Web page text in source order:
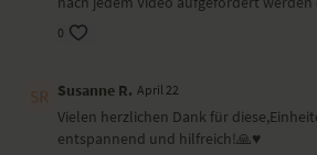
Ort und Ausstattung
0
Susanne R. April 22
Vielen herzlichen Dank für
entspannend und hilfreich!🙏♥️